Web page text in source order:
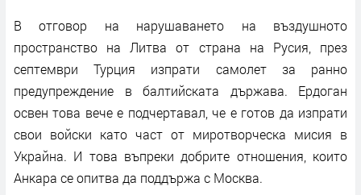
В отговор на нарушаването на въздушното
пространство на Литва от страна на Русия, през
септември Турция изпрати самолет за ранно
предупреждение в балтийската държава. Ердоган
освен това вече е подчертавал, че е готов да изпрати
свои войски като част от миротворческа мисия в
Украйна. И това въпреки добрите отношения, които
Анкара се опитва да поддържа с Москва.